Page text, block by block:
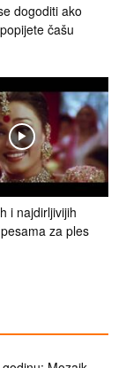
dogoditi ako
čašu
i najdirljivijih
za ples